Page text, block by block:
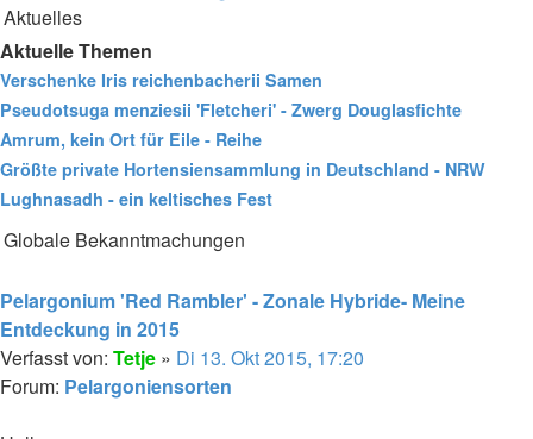
Aktuelles
Aktuelle Themen
Verschenke Iris reichenbacherii Samen
Pseudotsuga menziesii 'Fletcheri' - Zwerg Douglasfichte
Amrum, kein Ort für Eile - Reihe
Größte private Hortensiensammlung in Deutschland - NRW
Lughnasadh - ein keltisches Fest
Globale Bekanntmachungen
Beitrag
Pelargonium 'Red Rambler' - Zonale Hybride- Meine
Entdeckung in 2015
Verfasst von: Tetje » Di 13. Okt 2015, 17:20
Forum: Pelargoniensorten